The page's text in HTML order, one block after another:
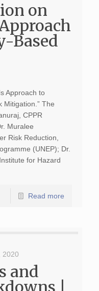
on
Based
Approach to
Mitigation.” The
CPPR
Muralee
Risk Reduction,
(UNEP); Dr.
for Hazard
Read more
2020
and
|